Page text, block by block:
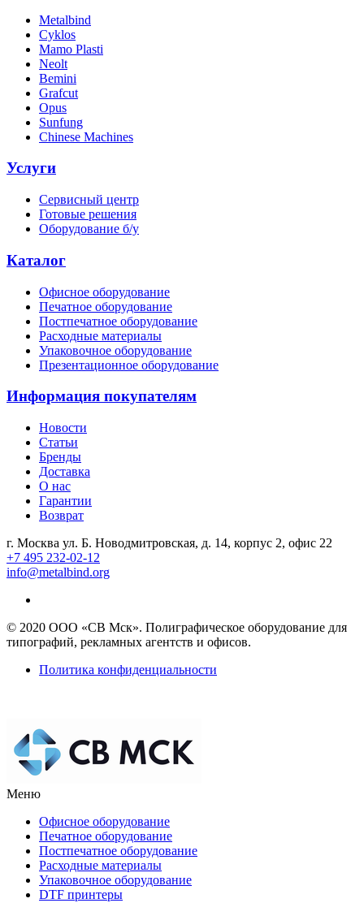
Metalbind
Cyklos
Mamo Plasti
Neolt
Bemini
Grafcut
Opus
Sunfung
Chinese Machines
Услуги
Сервисный центр
Готовые решения
Оборудование б/у
Каталог
Офисное оборудование
Печатное оборудование
Постпечатное оборудование
Расходные материалы
Упаковочное оборудование
Презентационное оборудование
Информация покупателям
Новости
Статьи
Бренды
Доставка
О нас
Гарантии
Возврат
г. Москва ул. Б. Новодмитровская, д. 14, корпус 2, офис 22
+7 495 232-02-12
info@metalbind.org
© 2020 ООО «СВ Мск». Полиграфическое оборудование для
типографий, рекламных агентств и офисов.
Политика конфиденциальности
Меню
Офисное оборудование
Печатное оборудование
Постпечатное оборудование
Расходные материалы
Упаковочное оборудование
DTF принтеры